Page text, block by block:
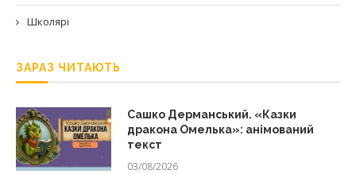
Школярі
ЗАРАЗ ЧИТАЮТЬ
Сашко Дерманський. «Казки
дракона Омелька»: анімований
текст
03/08/2026